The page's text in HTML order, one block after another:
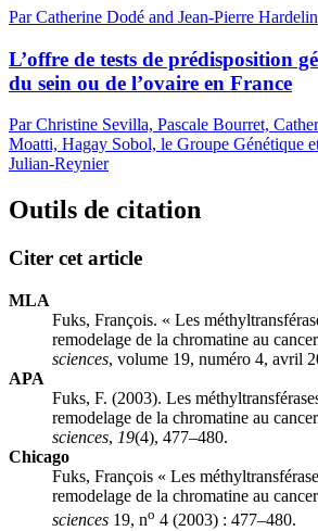
Par Catherine Dodé and Jean-Pierre Hardelin
L’offre de tests de prédisposition
du sein ou de l’ovaire en France
Par Christine Sevilla, Pascale Bourret,
Moatti, Hagay Sobol, le Groupe Génétique
Julian-Reynier
Outils de citation
Citer cet article
MLA
Fuks, François. « Les
remodelage de la chromatine au
sciences, volume 19, numéro 4, avril
APA
Fuks, F. (2003). Les
remodelage de la chromatine au
sciences, 19(4), 477–480.
Chicago
Fuks, François « Les
remodelage de la chromatine au
sciences 19, no 4 (2003) : 477–480.